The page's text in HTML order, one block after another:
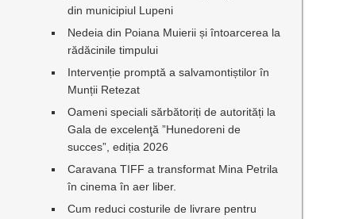
din municipiul Lupeni
Nedeia din Poiana Muierii și întoarcerea la
rădăcinile timpului
Intervenție promptă a salvamontiștilor în
Munții Retezat
Oameni speciali sărbătoriți de autorități la
Gala de excelenţă ”Hunedoreni de
succes”, ediția 2026
Caravana TIFF a transformat Mina Petrila
în cinema în aer liber.
Cum reduci costurile de livrare pentru